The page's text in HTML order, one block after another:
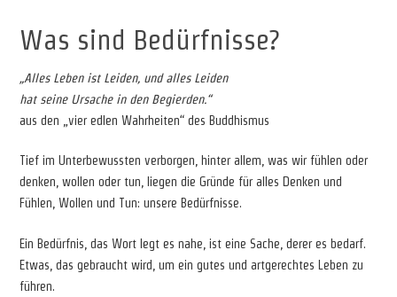
Was sind Bedürfnisse?
„Alles Leben ist Leiden, und alles Leiden
hat seine Ursache in den Begierden.“
aus den „vier edlen Wahrheiten“ des Buddhismus
Tief im Unterbewussten verborgen, hinter allem, was wir fühlen oder
denken, wollen oder tun, liegen die Gründe für alles Denken und
Fühlen, Wollen und Tun: unsere Bedürfnisse.
Ein Bedürfnis, das Wort legt es nahe, ist eine Sache, derer es bedarf.
Etwas, das gebraucht wird, um ein gutes und artgerechtes Leben zu
führen.